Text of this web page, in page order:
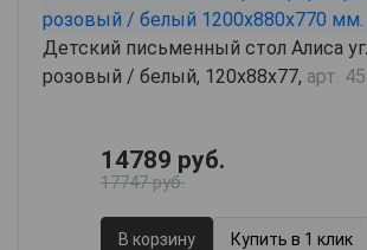
Детский письменный стол Алиса
розовый / белый, 120х88х77, арт.
14789 руб.
17747 руб.
В корзину Купить в 1 клик